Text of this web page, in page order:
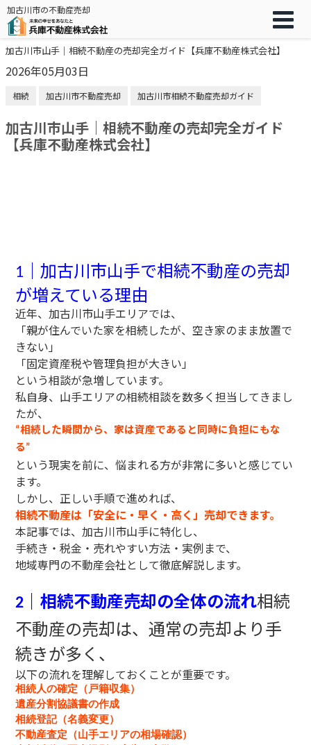
加古川市の不動産売却
加古川市山手｜相続不動産の売却完全ガイド【兵庫不動産株式会社】
2026年05月03日
相続 加古川市不動産売却 加古川市相続不動産売却ガイド
加古川市山手｜相続不動産の売却完全ガイド
【兵庫不動産株式会社】
1 ｜加古川市山手で相続不動産の売却
が増えている理由
近年、加古川市山手エリアでは、
「親が住んでいた家を相続したが、空き家のまま放置で
きない」
「固定資産税や管理負担が大きい」
という相談が急増しています。
私自身、山手エリアの相続相談を数多く担当してきまし
たが、
“相続した瞬間から、家は資産であると同時に負担にもな
る ”
という現実を前に、悩まれる方が非常に多いと感じてい
ます。
しかし、正しい手順で進めれば、
相続不動産は「安全に・早く・高く」売却できます。
本記事では、加古川市山手に特化し、
手続き・税金・売れやすい方法・実例まで、
地域専門の不動産会社として徹底解説します。
2 ｜相続不動産売却の全体の流れ相続
不動産の売却は、通常の売却より手
続きが多く、
以下の流れを理解しておくことが重要です。
相続人の確定（戸籍収集）
遺産分割協議書の作成
相続登記（名義変更）
不動産査定（山手エリアの相場確認）